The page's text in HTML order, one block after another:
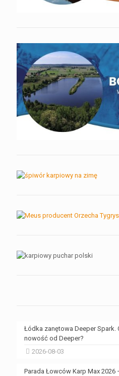
Łódka zanętowa Deeper Spark.
nowość od Deeper?
2026-08-03
Parada Łowców Karp Max 2026